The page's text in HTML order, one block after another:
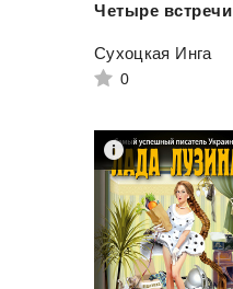
Четыре встречи
Сухоцкая Инга
0